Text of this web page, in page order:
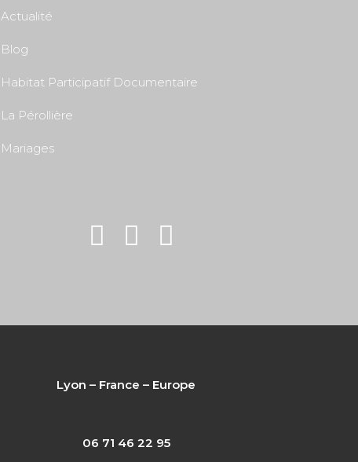
Actualité
Blog
Habitat Participatif Documentaire
La Pérollière
Mariages
Lyon – France – Europe
06 71 46 22 95